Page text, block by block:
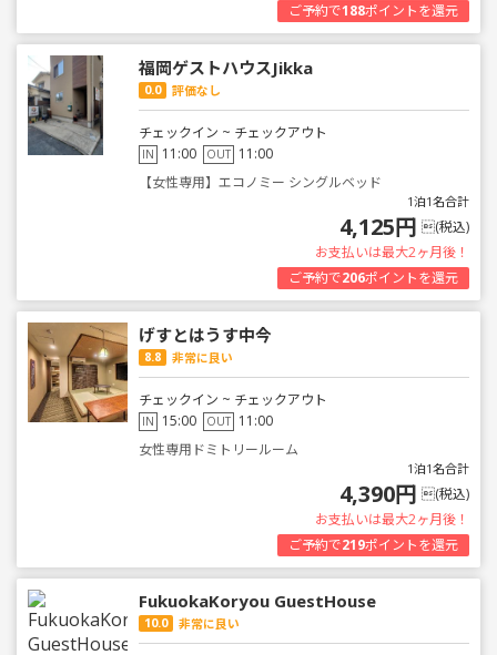
ご予約で188ポイントを還元
福岡ゲストハウスJikka
0.0 評価なし
チェックイン ~ チェックアウト
IN 11:00 OUT 11:00
【女性専用】エコノミー シングルベッド
1泊1名合計
4,125円 (税込)
お支払いは最大2ヶ月後！
ご予約で206ポイントを還元
げすとはうす中今
8.8 非常に良い
チェックイン ~ チェックアウト
IN 15:00 OUT 11:00
女性専用ドミトリールーム
1泊1名合計
4,390円 (税込)
お支払いは最大2ヶ月後！
ご予約で219ポイントを還元
FukuokaKoryou GuestHouse
10.0 非常に良い